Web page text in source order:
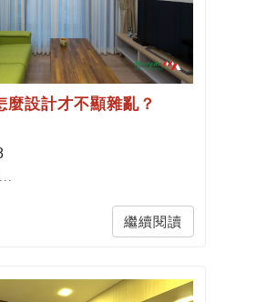
麼設計才不顯雜亂？
繼續閱讀